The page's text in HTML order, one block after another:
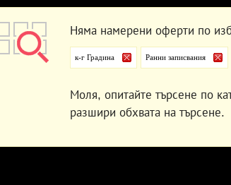
Няма намерени оферти по
к-г Градина Ранни записвания
Моля, опитайте търсене по
разшири обхвата на търсене.